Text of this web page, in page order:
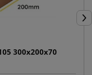
300x200x70